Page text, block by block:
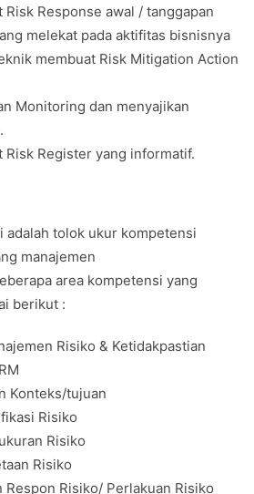
Risk Response awal / tanggapan
melekat pada aktifitas bisnisnya
membuat Risk Mitigation Action
Monitoring dan menyajikan
Risk Register yang informatif.
adalah tolok ukur kompetensi
manajemen
area kompetensi yang
berikut :
Risiko & Ketidakpastian
Konteks/tujuan
Risiko
Risiko
Risiko
Respon Risiko/ Perlakuan Risiko